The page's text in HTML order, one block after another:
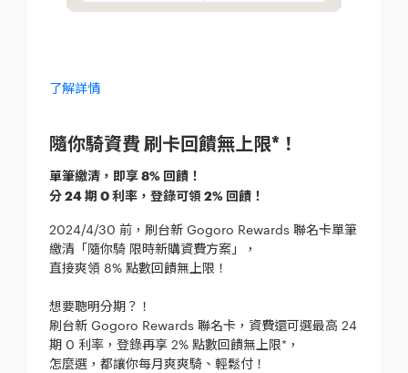
了解詳情
隨你騎資費 刷卡回饋無上限*！
單筆繳清，即享 8% 回饋！
分 24 期 0 利率，登錄可領 2% 回饋！
2024/4/30 前，刷台新 Gogoro Rewards 聯名卡單筆
繳清「隨你騎 限時新購資費方案」，
直接爽領 8% 點數回饋無上限！
想要聰明分期？！
刷台新 Gogoro Rewards 聯名卡，資費還可選最高 24
期 0 利率，登錄再享 2% 點數回饋無上限*，
怎麼選，都讓你每月爽爽騎、輕鬆付！